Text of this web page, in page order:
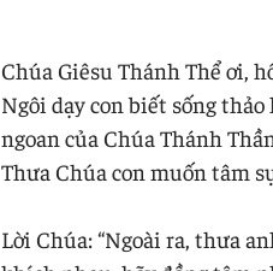
Chúa Giêsu Thánh Thể ơi,
Ngôi dạy con biết sống
ngoan của Chúa Thánh
Thưa Chúa con muốn tâm
Lời Chúa: “Ngoài ra, thưa